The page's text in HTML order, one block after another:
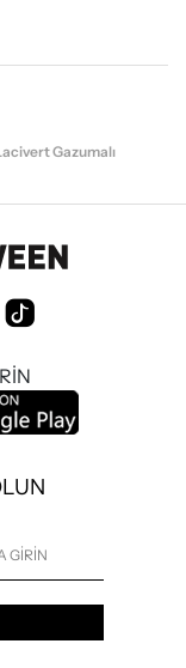
Gazumalı